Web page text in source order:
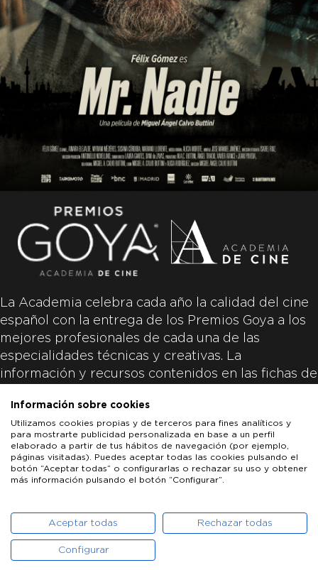
La Academia celebra cada año la calidad del cine
español con la entrega de los Premios Goya a los
mejores profesionales de cada una de las
especialidades técnicas y creativas. La
información y recursos contenidos en las fichas de
productoras de las películas y responsabilidad
única y exclusiva de las mismas.
ACADEMIA DE CINE
PATROCINADORES PRENSA CONTACTO
POLÍTICA DE COOKIES
Información sobre cookies
Utilizamos cookies propias y de terceros para fines analíticos y
para mostrarte publicidad personalizada en base a un perfil
elaborado a partir de tus hábitos de navegación (por ejemplo,
páginas visitadas). Puedes aceptar todas las cookies pulsando el
botón “Aceptar todas” o configurarlas o rechazar su uso y obtener
más información pulsando el botón “Configurar”.
Aceptar todas Rechazar todas
Configurar